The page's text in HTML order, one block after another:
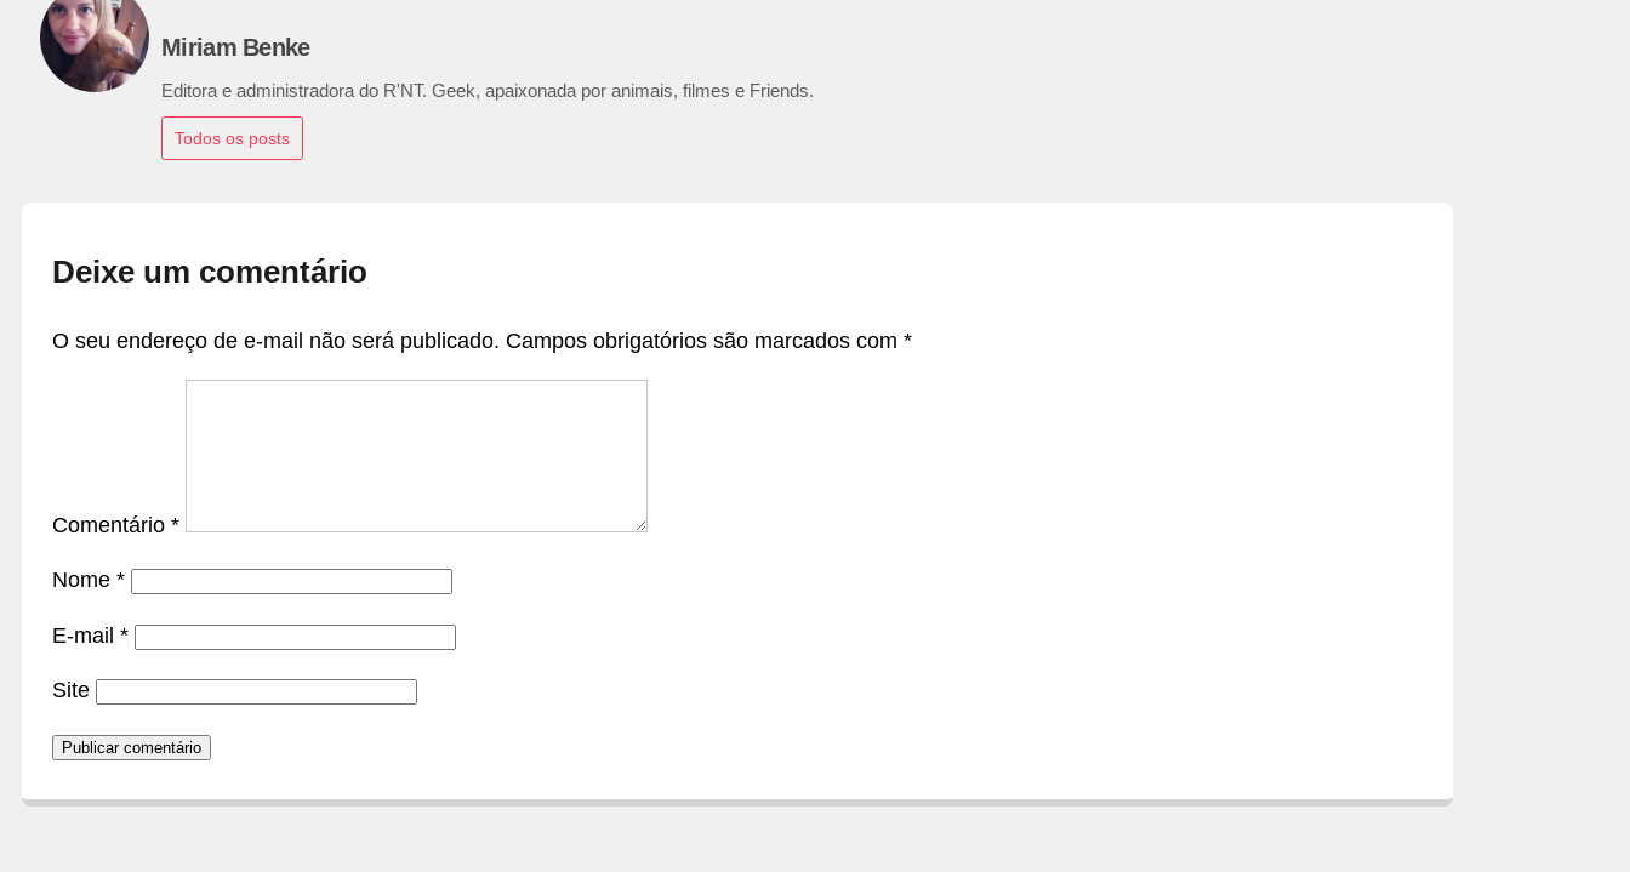
Miriam Benke
Editora e administradora do R'NT. Geek, apaixonada por animais, filmes e Friends.
Todos os posts
Deixe um comentário
O seu endereço de e-mail não será publicado. Campos obrigatórios são marcados com *
Comentário *
Nome *
E-mail *
Site